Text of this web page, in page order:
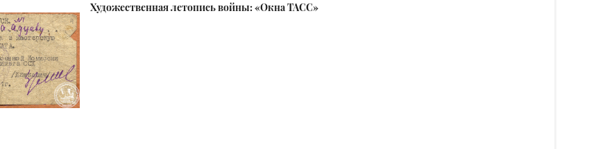
Художественная летопись войны: «Окна ТАСС»